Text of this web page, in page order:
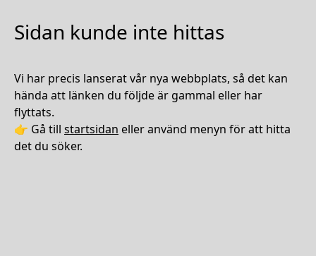
Sidan kunde inte hittas
Vi har precis lanserat vår nya webbplats, så det kan
hända att länken du följde är gammal eller har
flyttats.
👉 Gå till startsidan eller använd menyn för att hitta
det du söker.